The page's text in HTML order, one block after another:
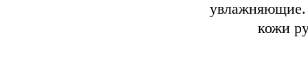
увлажняющие.
кожи